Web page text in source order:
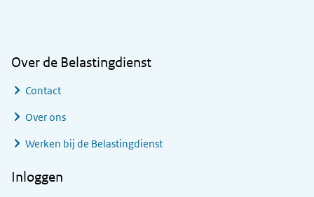
Over de Belastingdienst
Contact
Over ons
Werken bij de Belastingdienst
Inloggen